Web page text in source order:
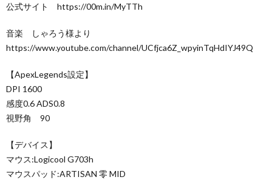
公式サイト https://00m.in/MyTTh
音楽 しゃろう様より
https://www.youtube.com/channel/UCfjca6Z_wpyinTqHdIYJ49Q
【ApexLegends設定】
DPI 1600
感度0.6 ADS0.8
視野角 90
【デバイス】
マウス:Logicool G703h
マウスパッド:ARTISAN 零 MID